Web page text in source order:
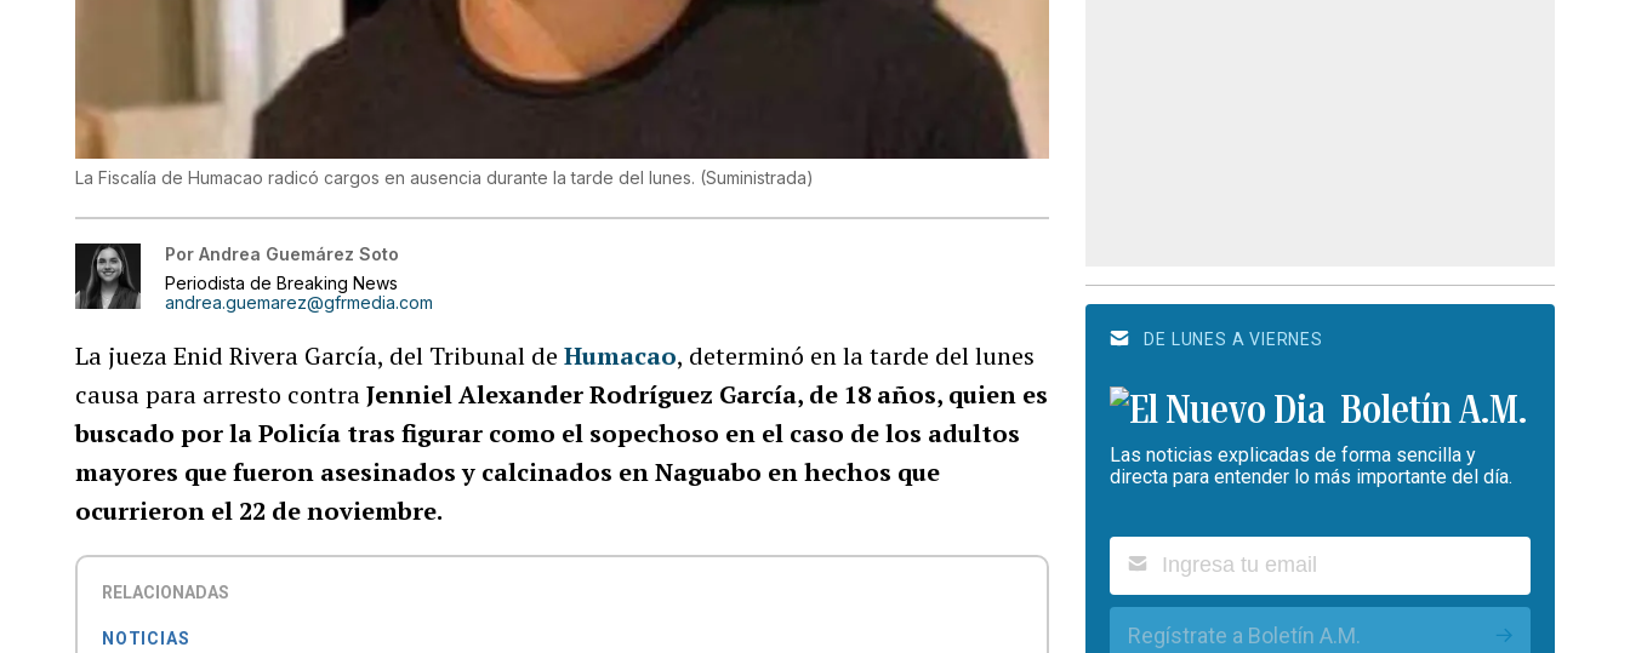
La Fiscalía de Humacao radicó cargos en ausencia durante la tarde del lunes. (Suministrada)
Por Andrea Guemárez Soto
Periodista de Breaking News
andrea.guemarez@gfrmedia.com
La jueza Enid Rivera García, del Tribunal deHumacao, determinó en la tarde del lunes
causa para arresto contraJenniel Alexander Rodríguez García, de 18 años, quien es
buscado por la Policía tras figurar como el sopechoso en el caso de los adultos
mayores que fueron asesinados y calcinados en Naguabo en hechos que
ocurrieron el 22 de noviembre.
RELACIONADAS
NOTICIAS
DE LUNES A VIERNES
Boletín A.M.
Las noticias explicadas de forma sencilla y
directa para entender lo más importante del día.
Regístrate a Boletín A.M.